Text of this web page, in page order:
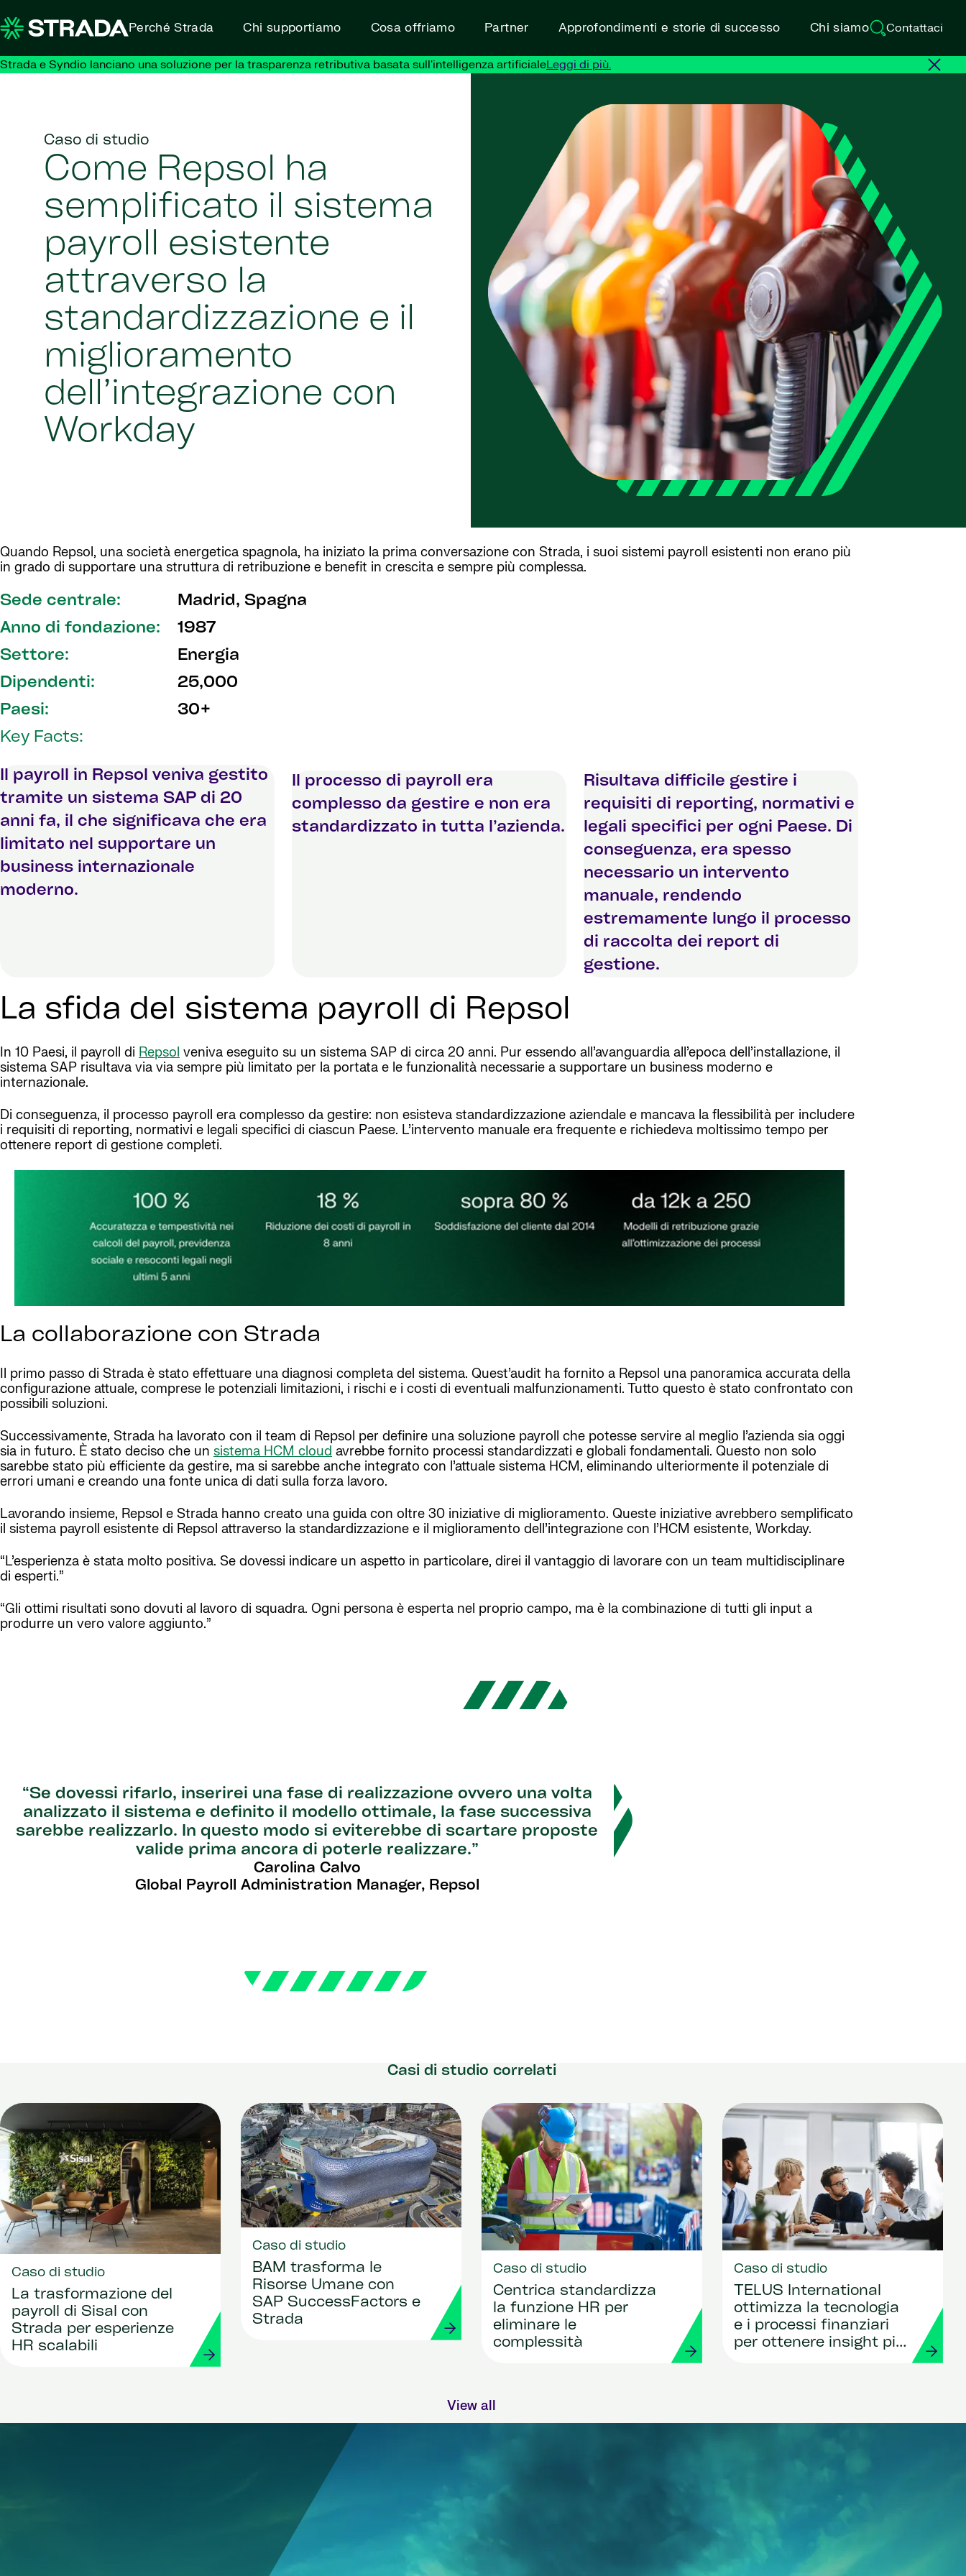
Perché Strada Chi supportiamo Cosa offriamo Partner Approfondimenti e storie di successo Chi siamo Contattaci
Strada e Syndio lanciano una soluzione per la trasparenza retributiva basata sull'intelligenza artificialeLeggi di più.
Caso di studio
Come Repsol ha
semplificato il sistema
payroll esistente
attraverso la
standardizzazione e il
miglioramento
dell’integrazione con
Workday
Quando Repsol, una società energetica spagnola, ha iniziato la prima conversazione con Strada, i suoi sistemi payroll esistenti non erano più
in grado di supportare una struttura di retribuzione e benefit in crescita e sempre più complessa.
Sede centrale:
Madrid, Spagna
Anno di fondazione:
1987
Settore:
Energia
Dipendenti:
25,000
Paesi:
30+
Key Facts:
Il payroll in Repsol veniva gestito
tramite un sistema SAP di 20
anni fa, il che significava che era
limitato nel supportare un
business internazionale
moderno.
Il processo di payroll era
complesso da gestire e non era
standardizzato in tutta l’azienda.
Risultava difficile gestire i
requisiti di reporting, normativi e
legali specifici per ogni Paese. Di
conseguenza, era spesso
necessario un intervento
manuale, rendendo
estremamente lungo il processo
di raccolta dei report di
gestione.
La sfida del sistema payroll di Repsol
In 10 Paesi, il payroll di Repsol veniva eseguito su un sistema SAP di circa 20 anni. Pur essendo all’avanguardia all’epoca dell’installazione, il
sistema SAP risultava via via sempre più limitato per la portata e le funzionalità necessarie a supportare un business moderno e
internazionale.
Di conseguenza, il processo payroll era complesso da gestire: non esisteva standardizzazione aziendale e mancava la flessibilità per includere
i requisiti di reporting, normativi e legali specifici di ciascun Paese. L’intervento manuale era frequente e richiedeva moltissimo tempo per
ottenere report di gestione completi.
La collaborazione con Strada
Il primo passo di Strada è stato effettuare una diagnosi completa del sistema. Quest’audit ha fornito a Repsol una panoramica accurata della
configurazione attuale, comprese le potenziali limitazioni, i rischi e i costi di eventuali malfunzionamenti. Tutto questo è stato confrontato con
possibili soluzioni.
Successivamente, Strada ha lavorato con il team di Repsol per definire una soluzione payroll che potesse servire al meglio l’azienda sia oggi
sia in futuro. È stato deciso che un sistema HCM cloud avrebbe fornito processi standardizzati e globali fondamentali. Questo non solo
sarebbe stato più efficiente da gestire, ma si sarebbe anche integrato con l’attuale sistema HCM, eliminando ulteriormente il potenziale di
errori umani e creando una fonte unica di dati sulla forza lavoro.
Lavorando insieme, Repsol e Strada hanno creato una guida con oltre 30 iniziative di miglioramento. Queste iniziative avrebbero semplificato
il sistema payroll esistente di Repsol attraverso la standardizzazione e il miglioramento dell’integrazione con l’HCM esistente, Workday.
“L’esperienza è stata molto positiva. Se dovessi indicare un aspetto in particolare, direi il vantaggio di lavorare con un team multidisciplinare
di esperti.”
“Gli ottimi risultati sono dovuti al lavoro di squadra. Ogni persona è esperta nel proprio campo, ma è la combinazione di tutti gli input a
produrre un vero valore aggiunto.”
“Se dovessi rifarlo, inserirei una fase di realizzazione ovvero una volta
analizzato il sistema e definito il modello ottimale, la fase successiva
sarebbe realizzarlo. In questo modo si eviterebbe di scartare proposte
valide prima ancora di poterle realizzare.”
Carolina Calvo
Global Payroll Administration Manager, Repsol
Casi di studio correlati
Caso di studio
La trasformazione del
payroll di Sisal con
Strada per esperienze
HR scalabili
Caso di studio
BAM trasforma le
Risorse Umane con
SAP SuccessFactors e
Strada
Caso di studio
Centrica standardizza
la funzione HR per
eliminare le
complessità
Caso di studio
TELUS International
ottimizza la tecnologia
e i processi finanziari
per ottenere insight più
View all